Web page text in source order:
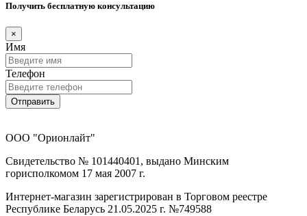
Получить бесплатную консультацию
×
Имя
Телефон
Отправить
ООО "Орионлайт"
Свидетельство № 101440401, выдано Минским
горисполкомом 17 мая 2007 г.
Интернет-магазин зарегистрирован в Торговом реестре
Республике Беларусь 21.05.2025 г. №749588